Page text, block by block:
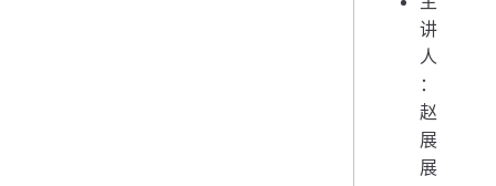
讲
人
：
赵
展
展